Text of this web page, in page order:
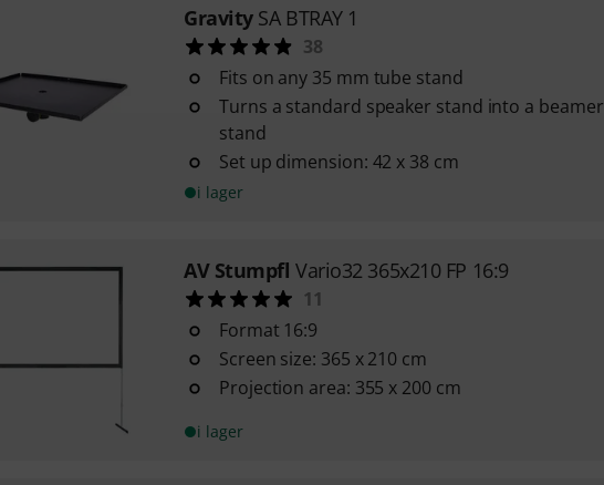
Gravity SA BTRAY 1
38
Fits on any 35 mm tube stand
Turns a standard speaker stand into a beamer
stand
Set up dimension: 42 x 38 cm
i lager
AV Stumpfl Vario32 365x210 FP 16:9
11
Format 16:9
Screen size: 365 x 210 cm
Projection area: 355 x 200 cm
i lager